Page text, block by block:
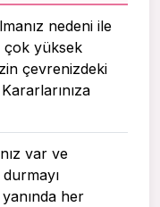
nedeni ile
çok yüksek
çevrenizdeki
var ve
durmayı
her